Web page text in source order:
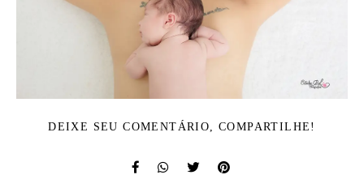
DEIXE SEU COMENTÁRIO, COMPARTILHE!